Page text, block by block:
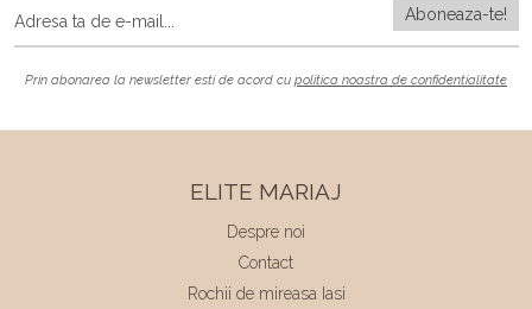
Prin abonarea la newsletter esti de acord cu politica noastra de confidentialitate
ELITE MARIAJ
Despre noi
Contact
Rochii de mireasa Iasi